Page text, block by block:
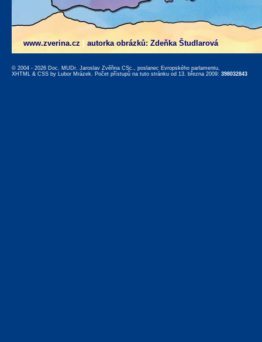
www.zverina.cz autorka obrázků: Zdeňka Študlarová
© 2004 - 2026 Doc. MUDr. Jaroslav Zvěřina CSc., poslanec Evropského parlamentu,
XHTML & CSS by Lubor Mrázek. Počet přístupů na tuto stránku od 13. března 2009: 398032843